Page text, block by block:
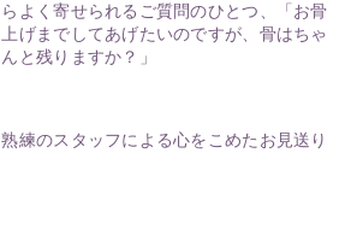
らよく寄せられるご質問のひとつ、「お骨
上げまでしてあげたいのですが、骨はちゃ
んと残りますか？」
熟練のスタッフによる心をこめたお見送り